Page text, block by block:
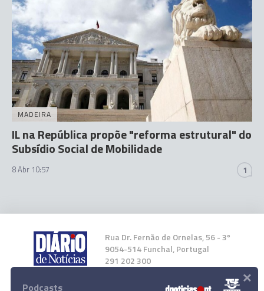
MADEIRA
IL na República propõe "reforma estrutural" do
Subsídio Social de Mobilidade
8 Abr 10:57 1
Rua Dr. Fernão de Ornelas, 56 - 3º
9054-514 Funchal, Portugal
291 202 300
Instale a nossa App
Podcasts ×